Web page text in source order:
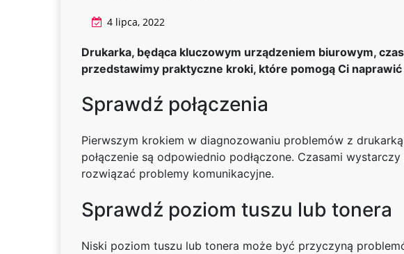
4 lipca, 2022
Drukarka, będąca kluczowym urządzeniem biurowym,
przedstawimy praktyczne kroki, które pomogą Ci
Sprawdź połączenia
Pierwszym krokiem w diagnozowaniu problemów z
połączenie są odpowiednio podłączone. Czasami
rozwiązać problemy komunikacyjne.
Sprawdź poziom tuszu lub tonera
Niski poziom tuszu lub tonera może być przyczyną